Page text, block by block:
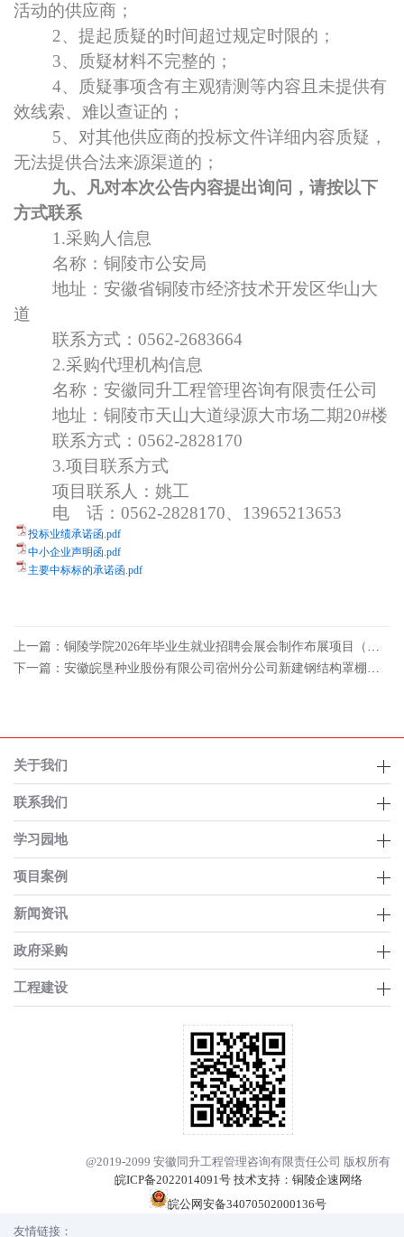
活动的供应商；
2、提起质疑的时间超过规定时限的；
3、质疑材料不完整的；
4、质疑事项含有主观猜测等内容且未提供有
效线索、难以查证的；
5、对其他供应商的投标文件详细内容质疑，
无法提供合法来源渠道的；
九、凡对本次公告内容提出询问，请按以下
方式联系
1.采购人信息
名称：铜陵市公安局
地址：安徽省铜陵市经济技术开发区华山大
道
联系方式：0562-2683664
2.采购代理机构信息
名称：安徽同升工程管理咨询有限责任公司
地址：铜陵市天山大道绿源大市场二期20#楼
联系方式：0562-2828170
3.项目联系方式
项目联系人：姚工
电 话：0562-2828170、13965213653
投标业绩承诺函.pdf
中小企业声明函.pdf
主要中标标的承诺函.pdf
上一篇：铜陵学院2026年毕业生就业招聘会展会制作布展项目（二次）成交结果公告
下一篇：安徽皖垦种业股份有限公司宿州分公司新建钢结构罩棚项目中标（成交）结果公告
关于我们
联系我们
学习园地
项目案例
新闻资讯
政府采购
工程建设
@2019-2099 安徽同升工程管理咨询有限责任公司 版权所有
皖ICP备2022014091号技术支持： 铜陵企速网络
皖公网安备34070502000136号
友情链接：